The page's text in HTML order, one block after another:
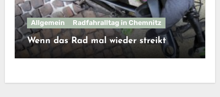
Allgemein Radfahralltag in Chemnitz
Wenn das Rad mal wieder streikt